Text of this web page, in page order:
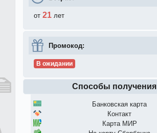
от 21 лет
Промокод:
В ожидании
Способы получения
Банковская карта
Контакт
Карта МИР